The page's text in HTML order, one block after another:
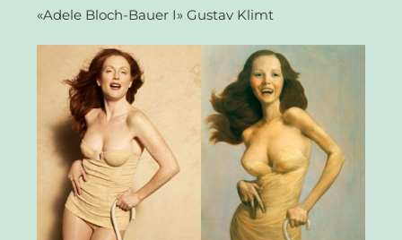
«Adele Bloch-Bauer I» Gustav Klimt